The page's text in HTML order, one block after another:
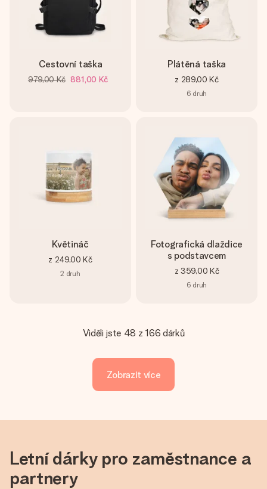
Cestovní taška
979,00 Kč 881,00 Kč
Plátěná taška
z 289,00 Kč
6 druh
Květináč
z 249,00 Kč
2 druh
Fotografická dlaždice
s podstavcem
z 359,00 Kč
6 druh
Viděli jste 48 z 166 dárků
Zobrazit více
Letní dárky pro zaměstnance a
partnery